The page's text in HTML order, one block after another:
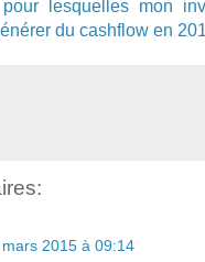
lesquelles mon
du cashflow en
mars 2015 à 09:14